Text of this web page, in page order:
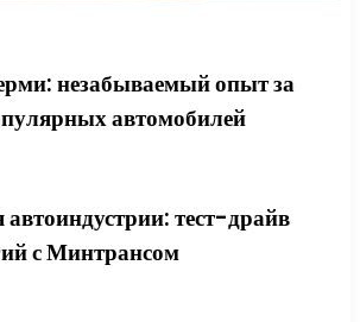
незабываемый опыт за
автомобилей
тест-драйв
с Минтрансом